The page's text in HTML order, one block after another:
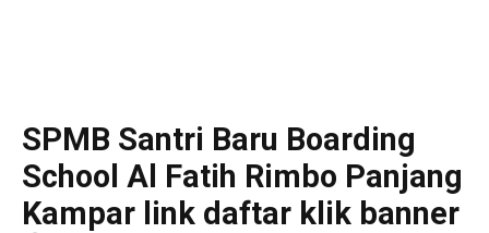
SPMB Santri Baru Boarding
School Al Fatih Rimbo Panjang
Kampar link daftar klik banner